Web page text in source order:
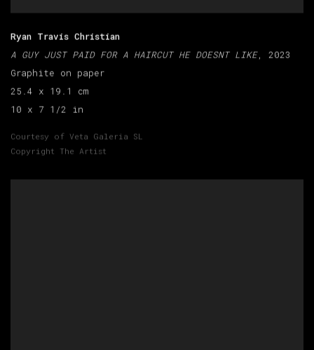
Ryan Travis Christian
A GUY JUST PAID FOR A HAIRCUT HE DOESNT LIKE, 2023
Graphite on paper
25.4 x 19.1 cm
10 x 7 1/2 in
Courtesy of Veta Galeria SL
Copyright The Artist